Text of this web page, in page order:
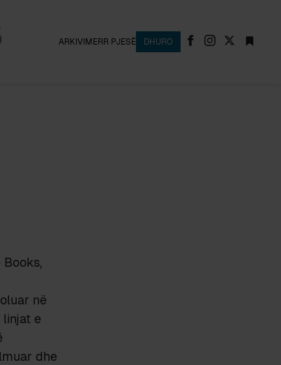
ARKIVIMERR PJESË DHURO
Books,
në
e
dhe